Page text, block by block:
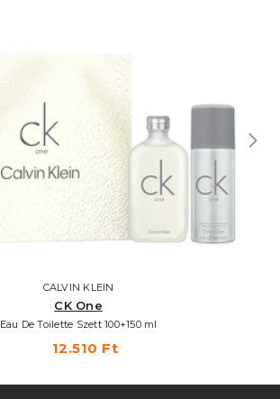
CALVIN KLEIN
CK One
Eau De Toilette Szett 100+150 ml
12.510 Ft